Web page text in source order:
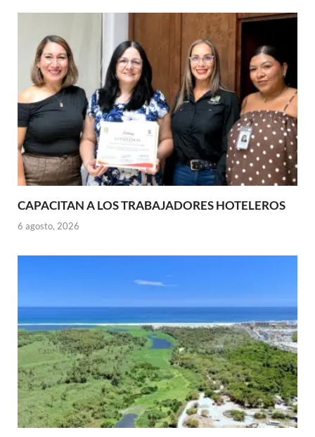
CAPACITAN A LOS TRABAJADORES HOTELEROS
6 agosto, 2026